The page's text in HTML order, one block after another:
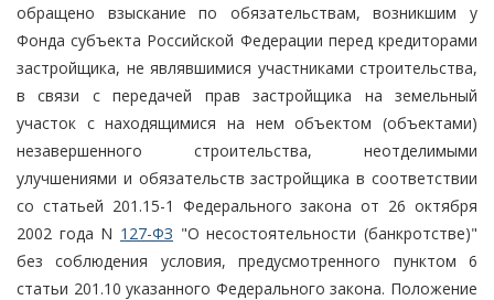
обращено взыскание по обязательствам, возникшим у
Фонда субъекта Российской Федерации перед кредиторами
застройщика, не являвшимися участниками строительства,
в связи с передачей прав застройщика на земельный
участок с находящимися на нем объектом (объектами)
незавершенного строительства, неотделимыми
улучшениями и обязательств застройщика в соответствии
со статьей 201.15-1 Федерального закона от 26 октября
2002 года N 127-ФЗ "О несостоятельности (банкротстве)"
без соблюдения условия, предусмотренного пунктом 6
статьи 201.10 указанного Федерального закона. Положение